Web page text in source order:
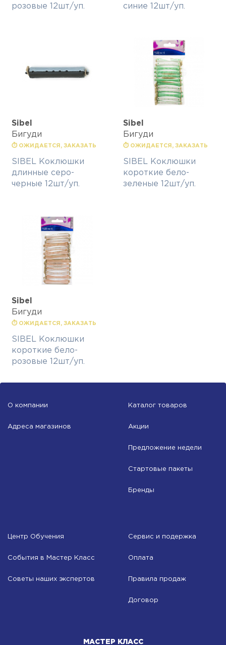
розовые 12шт/уп.
синие 12шт/уп.
Sibel
Бигуди
⏱ ОЖИДАЕТСЯ, ЗАКАЗАТЬ
SIBEL Коклюшки
длинные серо-
черные 12шт/уп.
Sibel
Бигуди
⏱ ОЖИДАЕТСЯ, ЗАКАЗАТЬ
SIBEL Коклюшки
короткие бело-
зеленые 12шт/уп.
Sibel
Бигуди
⏱ ОЖИДАЕТСЯ, ЗАКАЗАТЬ
SIBEL Коклюшки
короткие бело-
розовые 12шт/уп.
О компании
Адреса магазинов
Каталог товаров
Акции
Предложение недели
Стартовые пакеты
Бренды
Центр Обучения
События в Мастер Класс
Советы наших экспертов
Сервис и подержка
Оплата
Правила продаж
Договор
МАСТЕР КЛАСС